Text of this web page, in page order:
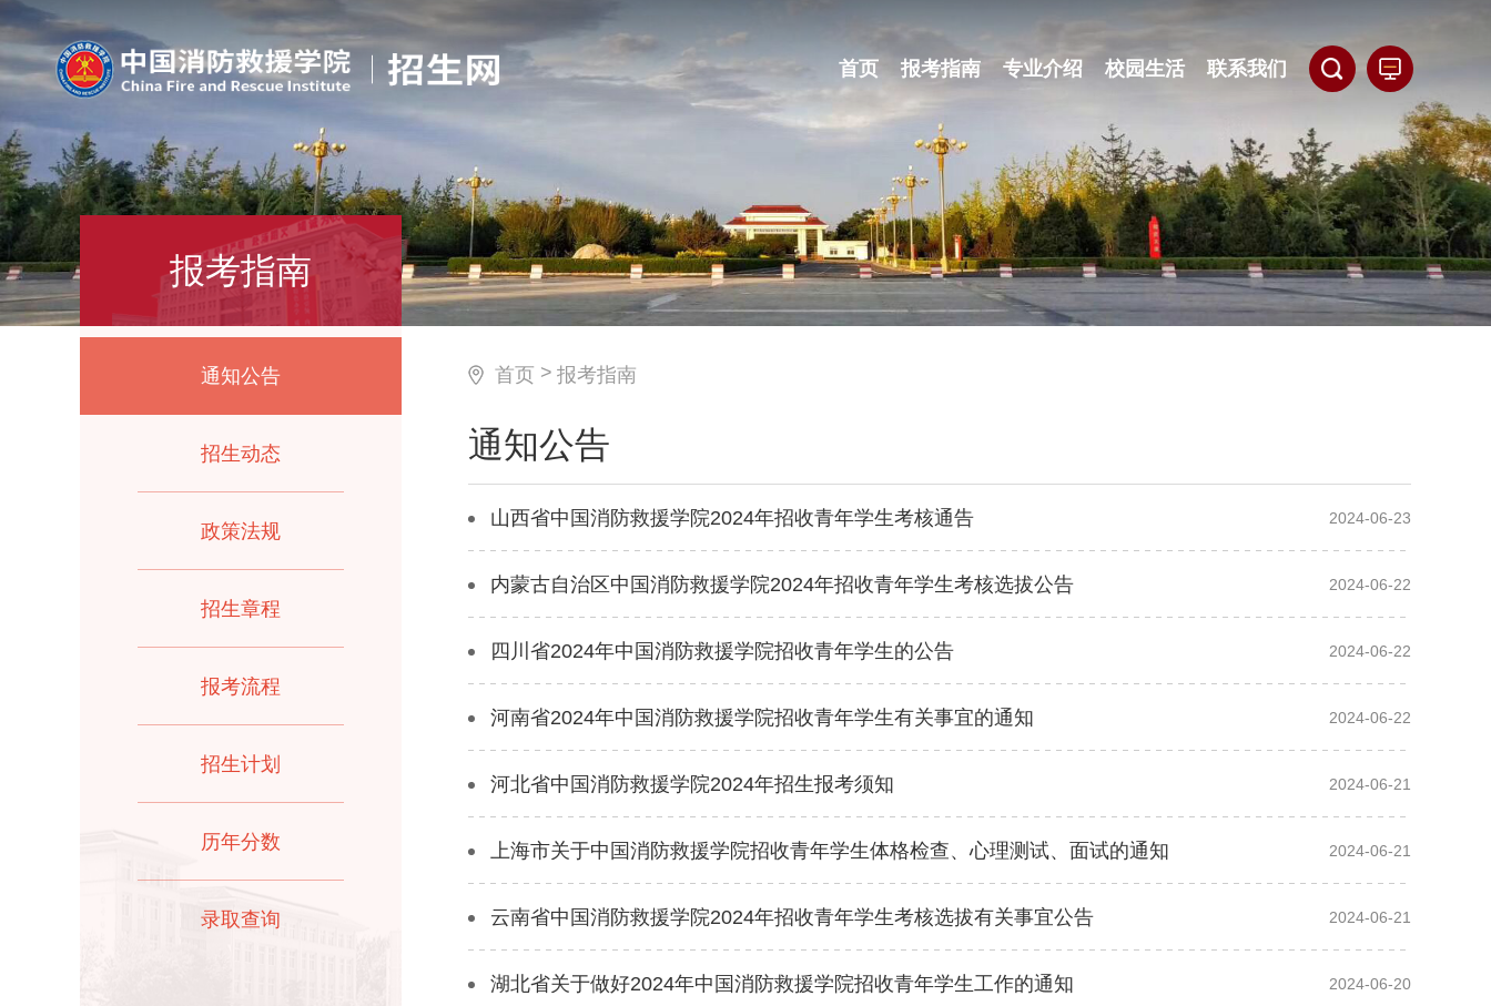
首页 报考指南 专业介绍 校园生活 联系我们
报考指南
通知公告
招生动态
政策法规
招生章程
报考流程
招生计划
历年分数
录取查询
首页 报考指南
通知公告
山西省中国消防救援学院2024年招收青年学生考核通告 2024-06-23
内蒙古自治区中国消防救援学院2024年招收青年学生考核选拔公告 2024-06-22
四川省2024年中国消防救援学院招收青年学生的公告 2024-06-22
河南省2024年中国消防救援学院招收青年学生有关事宜的通知 2024-06-22
河北省中国消防救援学院2024年招生报考须知 2024-06-21
上海市关于中国消防救援学院招收青年学生体格检查、心理测试、面试的通知 2024-06-21
云南省中国消防救援学院2024年招收青年学生考核选拔有关事宜公告 2024-06-21
湖北省关于做好2024年中国消防救援学院招收青年学生工作的通知 2024-06-20